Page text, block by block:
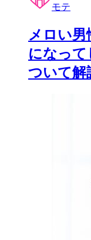
モテ
メロい
になって
ついて解